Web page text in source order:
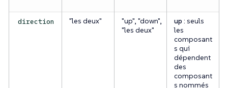
direction "les deux"
"up", "down",
"les deux"
up : seuls
les
composant
s qui
dépendent
des
composant
s nommés